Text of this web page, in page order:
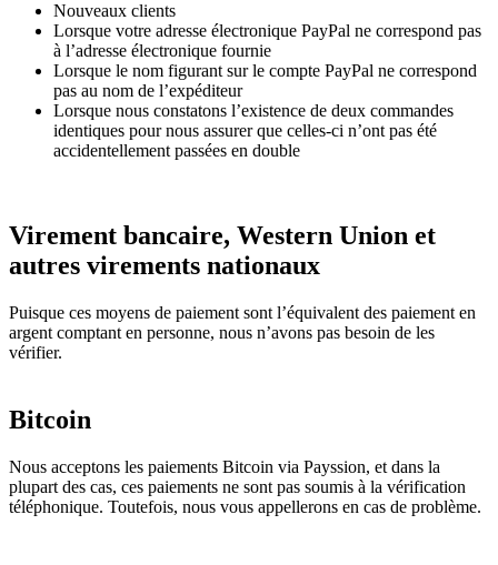
Nouveaux clients
Lorsque votre adresse électronique PayPal ne correspond pas
à l’adresse électronique fournie
Lorsque le nom figurant sur le compte PayPal ne correspond
pas au nom de l’expéditeur
Lorsque nous constatons l’existence de deux commandes
identiques pour nous assurer que celles-ci n’ont pas été
accidentellement passées en double
Virement bancaire, Western Union et
autres virements nationaux
Puisque ces moyens de paiement sont l’équivalent des paiement en
argent comptant en personne, nous n’avons pas besoin de les
vérifier.
Bitcoin
Nous acceptons les paiements Bitcoin via Payssion, et dans la
plupart des cas, ces paiements ne sont pas soumis à la vérification
téléphonique. Toutefois, nous vous appellerons en cas de problème.